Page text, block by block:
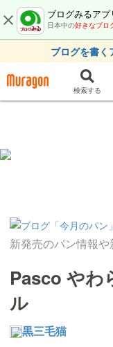
ブログみるアプ
日本中の好きなブロ
ブログを書く
検索する
新発売のパン情報
Pasco やわ
ル
黒三毛猫